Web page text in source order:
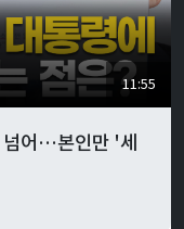
11:55
어…본인만 '세